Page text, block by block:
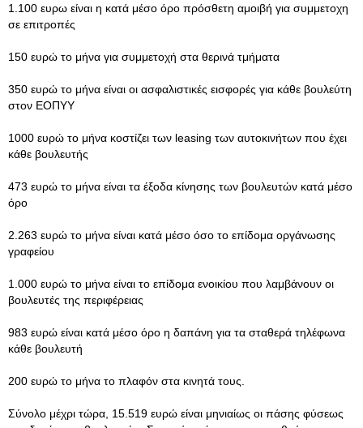
1.100 ευρω είναι η κατά μέσο όρο πρόσθετη αμοιβή για συμμετοχη
σε επιτροπές
150 ευρώ το μήνα για συμμετοχή στα θερινά τμήματα
350 ευρώ το μήνα είναι οι ασφαλιστικές εισφορές για κάθε βουλεύτη
στον ΕΟΠΥΥ
1000 ευρώ το μήνα κοστίζει των leasing των αυτοκινήτων που έχει
κάθε βουλευτής
473 ευρώ το μήνα είναι τα έξοδα κίνησης των βουλευτών κατά μέσο
όρο
2.263 ευρώ το μήνα είναι κατά μέσο όσο το επίδομα οργάνωσης
γραφείου
1.000 ευρώ το μήνα είναι το επίδομα ενοικίου που λαμβάνουν οι
βουλευτές της περιφέρειας
983 ευρώ είναι κατά μέσο όρο η δαπάνη για τα σταθερά τηλέφωνα
κάθε βουλευτή
200 ευρώ το μήνα το πλαφόν στα κινητά τους.
Σύνολο μέχρι τώρα, 15.519 ευρώ είναι μηνιαίως οι πάσης φύσεως